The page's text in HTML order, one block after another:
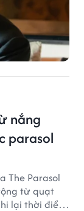
nắng
parasol
The Parasol
từ quạt
lại thời điểm